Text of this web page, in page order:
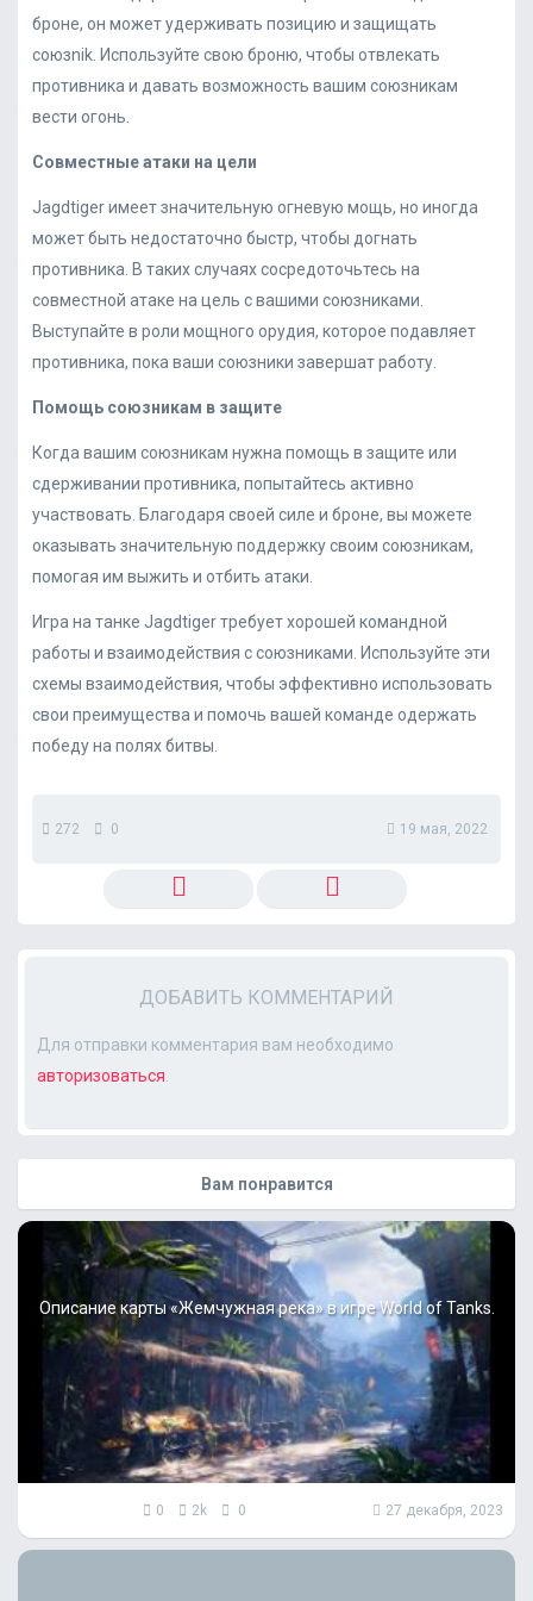
броне, он может удерживать позицию и защищать
союзnik. Используйте свою броню, чтобы отвлекать
противника и давать возможность вашим союзникам
вести огонь.
Совместные атаки на цели
Jagdtiger имеет значительную огневую мощь, но иногда
может быть недостаточно быстр, чтобы догнать
противника. В таких случаях сосредоточьтесь на
совместной атаке на цель с вашими союзниками.
Выступайте в роли мощного орудия, которое подавляет
противника, пока ваши союзники завершат работу.
Помощь союзникам в защите
Когда вашим союзникам нужна помощь в защите или
сдерживании противника, попытайтесь активно
участвовать. Благодаря своей силе и броне, вы можете
оказывать значительную поддержку своим союзникам,
помогая им выжить и отбить атаки.
Игра на танке Jagdtiger требует хорошей командной
работы и взаимодействия с союзниками. Используйте эти
схемы взаимодействия, чтобы эффективно использовать
свои преимущества и помочь вашей команде одержать
победу на полях битвы.
272 0 19 мая, 2022
ДОБАВИТЬ КОММЕНТАРИЙ
Для отправки комментария вам необходимо
авторизоваться
Вам понравится
Описание карты «Жемчужная река» в игре World of Tanks.
0 2k 0 27 декабря, 2023